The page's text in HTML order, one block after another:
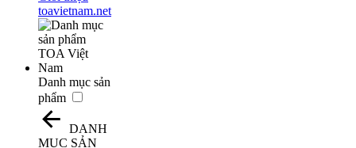
toavietnam.net
Danh mục sản
phẩm
DANH
MỤC SẢN